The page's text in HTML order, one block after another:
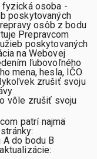
fyzická osoba -
poskytovaných
osôb z bodu
Prepravcom
poskytovaných
na Webovej
ľubovoľného
mena, hesla, IČO
zrušiť svoju
vôle zrušiť svoju
patrí najmä
do bodu B